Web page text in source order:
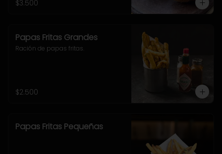
$3.500
Papas Fritas Grandes
Ración de papas fritas.
$2.500
Papas Fritas Pequeñas